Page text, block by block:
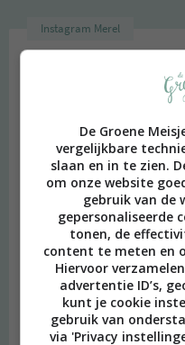
Instagram Merel
De Groene
vergelijkbare
slaan en in te zien.
om onze website
gebruik van de
gepersonaliseerde
tonen, de
content te meten en
Hiervoor
advertentie ID’s,
kunt je cookie
gebruik van
via 'Privacy